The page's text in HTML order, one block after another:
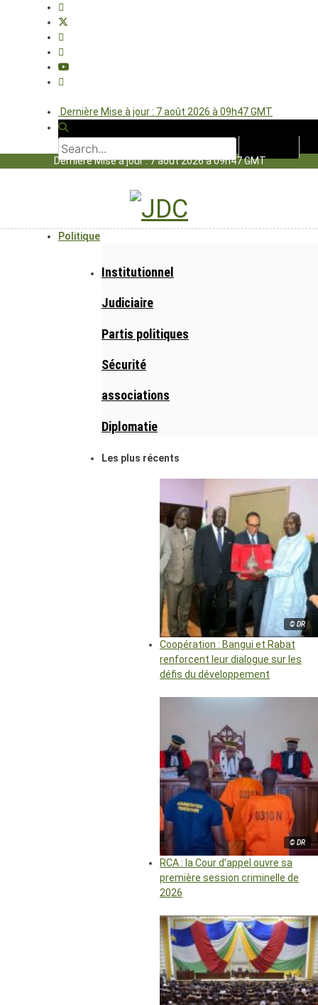
Dernière Mise à jour : 7 août 2026 à 09h47 GMT
Dernière Mise à jour : 7 août 2026 à 09h47 GMT
Politique
Institutionnel
Judiciaire
Partis politiques
Sécurité
associations
Diplomatie
Les plus récents
© DR
Coopération : Bangui et Rabat
renforcent leur dialogue sur les
défis du développement
© DR
RCA : la Cour d’appel ouvre sa
première session criminelle de
2026